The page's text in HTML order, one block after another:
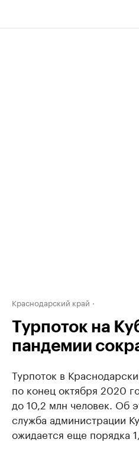
Краснодарский край
Турпоток на
пандемии
Турпоток в
по конец октября 2020
до 10,2 млн человек. Об
служба администрации
ожидается еще порядка